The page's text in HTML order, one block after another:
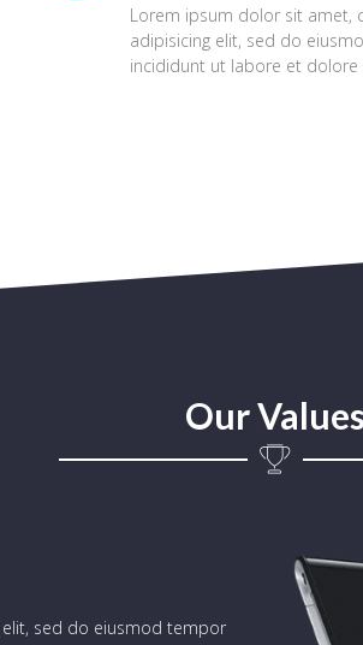
Lorem ipsum dolor sit amet,
adipisicing elit, sed do
incididunt ut labore et dolore
Our Values
sed do eiusmod tempor